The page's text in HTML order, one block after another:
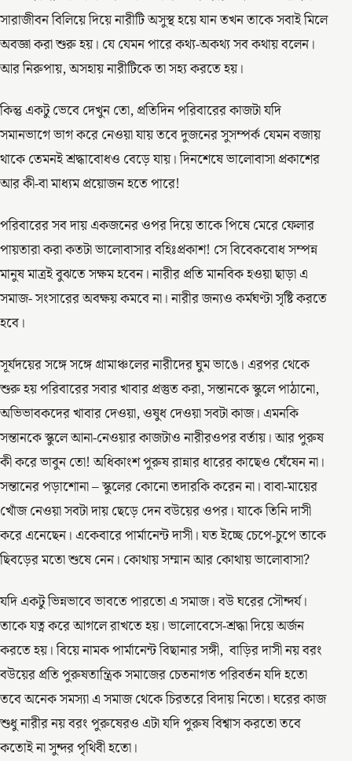
সারাজীবন বিলিয়ে দিয়ে নারীটি অসুস্থ হয়ে যান তখন তাকে সবাই মিলে
অবজ্ঞা করা শুরু হয়। যে যেমন পারে কথ্য-অকথ্য সব কথায় বলেন।
আর নিরুপায়, অসহায় নারীটিকে তা সহ্য করতে হয়।
কিন্তু একটু ভেবে দেখুন তো, প্রতিদিন পরিবারের কাজটা যদি
সমানভাগে ভাগ করে নেওয়া যায় তবে দুজনের সুসম্পর্ক যেমন বজায়
থাকে তেমনই শ্রদ্ধাবোধও বেড়ে যায়। দিনশেষে ভালোবাসা প্রকাশের
আর কী-বা মাধ্যম প্রয়োজন হতে পারে!
পরিবারের সব দায় একজনের ওপর দিয়ে তাকে পিষে মেরে ফেলার
পায়তারা করা কতটা ভালোবাসার বহিঃপ্রকাশ! সে বিবেকবোধ সম্পন্ন
মানুষ মাত্রই বুঝতে সক্ষম হবেন। নারীর প্রতি মানবিক হওয়া ছাড়া এ
সমাজ- সংসারের অবক্ষয় কমবে না। নারীর জন্যও কর্মঘণ্টা সৃষ্টি করতে
হবে।
সূর্যদয়ের সঙ্গে সঙ্গে গ্রামাঞ্চলের নারীদের ঘুম ভাঙে। এরপর থেকে
শুরু হয় পরিবারের সবার খাবার প্রস্তুত করা, সন্তানকে স্কুলে পাঠানো,
অভিভাবকদের খাবার দেওয়া, ওষুধ দেওয়া সবটা কাজ। এমনকি
সন্তানকে স্কুলে আনা-নেওয়ার কাজটাও নারীরওপর বর্তায়। আর পুরুষ
কী করে ভাবুন তো! অধিকাংশ পুরুষ রান্নার ধারের কাছেও ঘেঁষেন না।
সন্তানের পড়াশোনা – স্কুলের কোনো তদারকি করেন না। বাবা-মায়ের
খোঁজ নেওয়া সবটা দায় ছেড়ে দেন বউয়ের ওপর। যাকে তিনি দাসী
করে এনেছেন। একেবারে পার্মানেন্ট দাসী। যত ইচ্ছে চেপে-চুপে তাকে
ছিবড়ের মতো শুষে নেন। কোথায় সম্মান আর কোথায় ভালোবাসা?
যদি একটু ভিন্নভাবে ভাবতে পারতো এ সমাজ। বউ ঘরের সৌন্দর্য।
তাকে যত্ন করে আগলে রাখতে হয়। ভালোবেসে-শ্রদ্ধা দিয়ে অর্জন
করতে হয়। বিয়ে নামক পার্মানেন্ট বিছানার সঙ্গী, বাড়ির দাসী নয় বরং
বউয়ের প্রতি পুরুষতান্ত্রিক সমাজের চেতনাগত পরিবর্তন যদি হতো
তবে অনেক সমস্যা এ সমাজ থেকে চিরতরে বিদায় নিতো। ঘরের কাজ
শুধু নারীর নয় বরং পুরুষেরও এটা যদি পুরুষ বিশ্বাস করতো তবে
কতোই না সুন্দর পৃথিবী হতো।